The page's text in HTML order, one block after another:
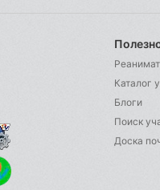
Каталог
Блоги
Поиск
Доска